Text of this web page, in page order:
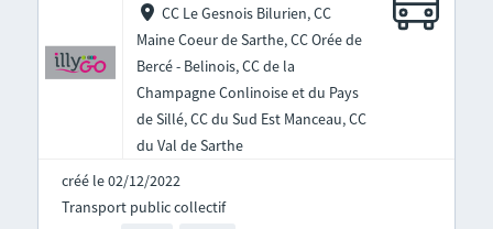
CC Le Gesnois Bilurien, CC
Maine Coeur de Sarthe, CC Orée de
Bercé - Belinois, CC de la
Champagne Conlinoise et du Pays
de Sillé, CC du Sud Est Manceau, CC
du Val de Sarthe
créé le 02/12/2022
Transport public collectif